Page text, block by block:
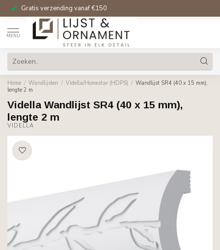
Gratis verzending vanaf €150
MENU
Home / Wandlijsten / Vidella/Homestar (HDPS) / Wandlijst SR4 (40 x 15 mm),
lengte 2 m
Vidella Wandlijst SR4 (40 x 15 mm),
lengte 2 m
VIDELLA